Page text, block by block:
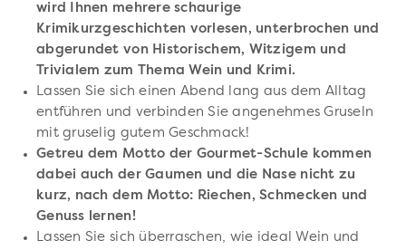
wird Ihnen mehrere schaurige
Krimikurzgeschichten vorlesen, unterbrochen und
abgerundet von Historischem, Witzigem und
Trivialem zum Thema Wein und Krimi.
Lassen Sie sich einen Abend lang aus dem Alltag
entführen und verbinden Sie angenehmes Gruseln
mit gruselig gutem Geschmack!
Getreu dem Motto der Gourmet-Schule kommen
dabei auch der Gaumen und die Nase nicht zu
kurz, nach dem Motto: Riechen, Schmecken und
Genuss lernen!
Lassen Sie sich überraschen, wie ideal Wein und